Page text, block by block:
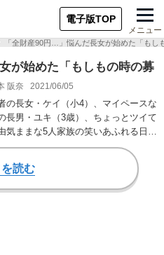
電子版TOP
メニュー
「全財産90円…」悩んだ長女が始めた「もし
が始めた「もしもの時の募
阪奈 2021/06/05
の長女・ケイ（小4）、マイペースな
長男・ユキ（3歳）、ちょっとツイて
気ままな5人家族の笑いあふれる日常
読む